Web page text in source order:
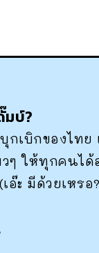
บ์?
กเบิกของไทย
ๆ ให้ทุกคนได้
อ๊ะ มีด้วยเหรอ